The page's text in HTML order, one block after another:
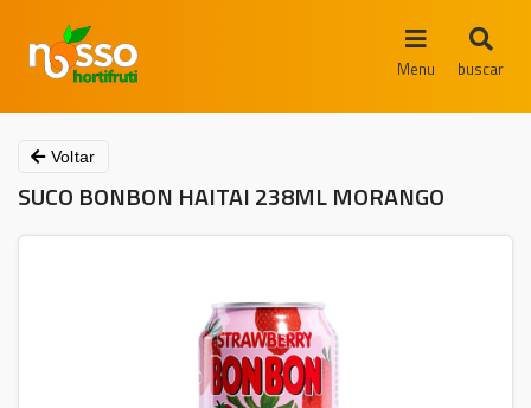
Menu buscar
Voltar
SUCO BONBON HAITAI 238ML MORANGO